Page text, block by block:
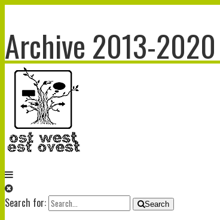
Archive 2013-2020
Search for: Search